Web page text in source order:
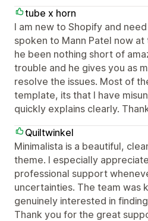
tube x horn
I am new to Shopify and
spoken to Mann Patel now
he been nothing short of
trouble and he gives you as
resolve the issues. Most of
template, its that I have
quickly explains clearly.
Quiltwinkel
Minimalista is a beautiful,
theme. I especially
professional support
uncertainties. The team was
genuinely interested in
Thank you for the great